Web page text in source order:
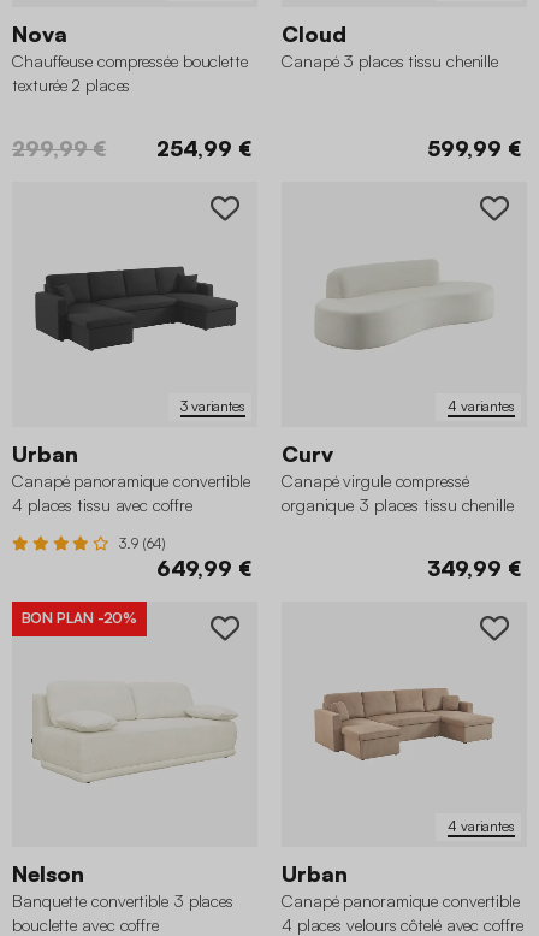
Nova
Chauffeuse compressée bouclette
texturée 2 places
299,99 € 254,99 €
Cloud
Canapé 3 places tissu chenille
599,99 €
3 variantes
Urban
Canapé panoramique convertible
4 places tissu avec coffre
3.9 (64)
649,99 €
4 variantes
Curv
Canapé virgule compressé
organique 3 places tissu chenille
349,99 €
BON PLAN -20%
Nelson
Banquette convertible 3 places
bouclette avec coffre
4 variantes
Urban
Canapé panoramique convertible
4 places velours côtelé avec coffre